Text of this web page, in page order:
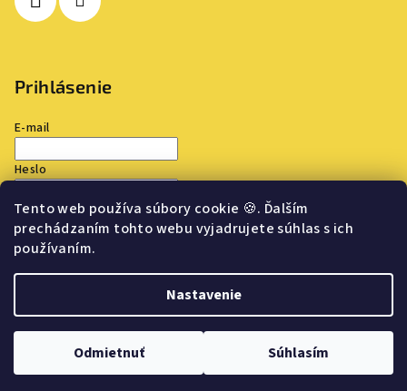
Tento web používa súbory cookie 🍪. Ďalším
prechádzaním tohto webu vyjadrujete súhlas s ich
používaním.
Nastavenie
Odmietnuť Súhlasím
Prihlásenie
E-mail
Heslo
Prihlásiť sa
Nová registrácia
nastavenie cookies
Vytvoril Shoptet